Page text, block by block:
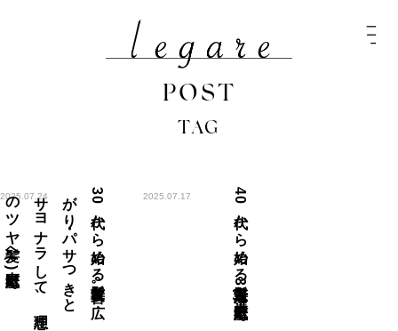
POST
TAG
2025.07.24 3
0
代か
ら
始め
る
髪質改善。
広
が
り
・パ
サ
つ
き
と
サ
ヨ
ナ
ラ
し
て
、
理想
の
ツ
ヤ
髪へ
(
中区紙屋町) 2025.07.17 40代から始める美髪対策3選(中区紙屋町)